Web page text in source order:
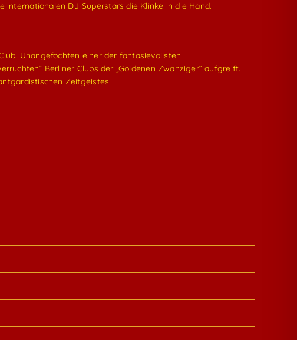
internationalen DJ-Superstars die Klinke in die Hand.
Unangefochten einer der fantasievollsten
Berliner Clubs der „Goldenen Zwanziger“ aufgreift.
Zeitgeistes